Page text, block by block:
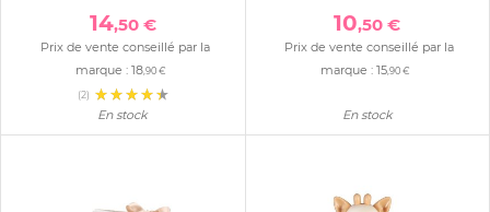
14,50 €
Prix de vente conseillé par la
marque : 18,90 €
(2)
En stock
10,50 €
Prix de vente conseillé par la
marque : 15,90 €
En stock